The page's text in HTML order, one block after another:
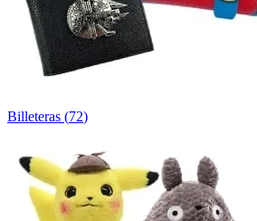
Billeteras (72)